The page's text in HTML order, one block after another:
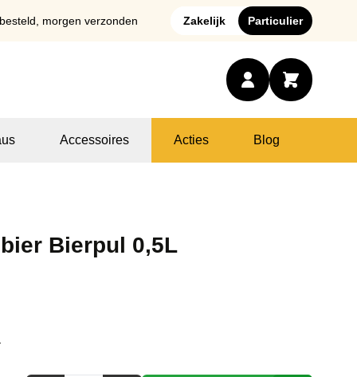
morgen verzonden Zakelijk Particulier
Accessoires Acties Blog
Bierpul 0,5L